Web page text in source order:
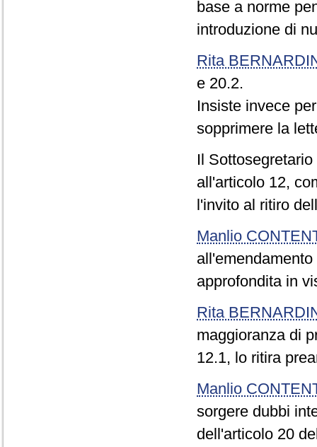
base a norme
introduzione di
Rita
e 20.2.
Insiste invece
sopprimere la
Il Sottosegretario
all'articolo 12,
l'invito al ritiro
Manlio
approfondita in
Rita
maggioranza di
12.1, lo ritira
Manlio
sorgere dubbi
dell'articolo 20